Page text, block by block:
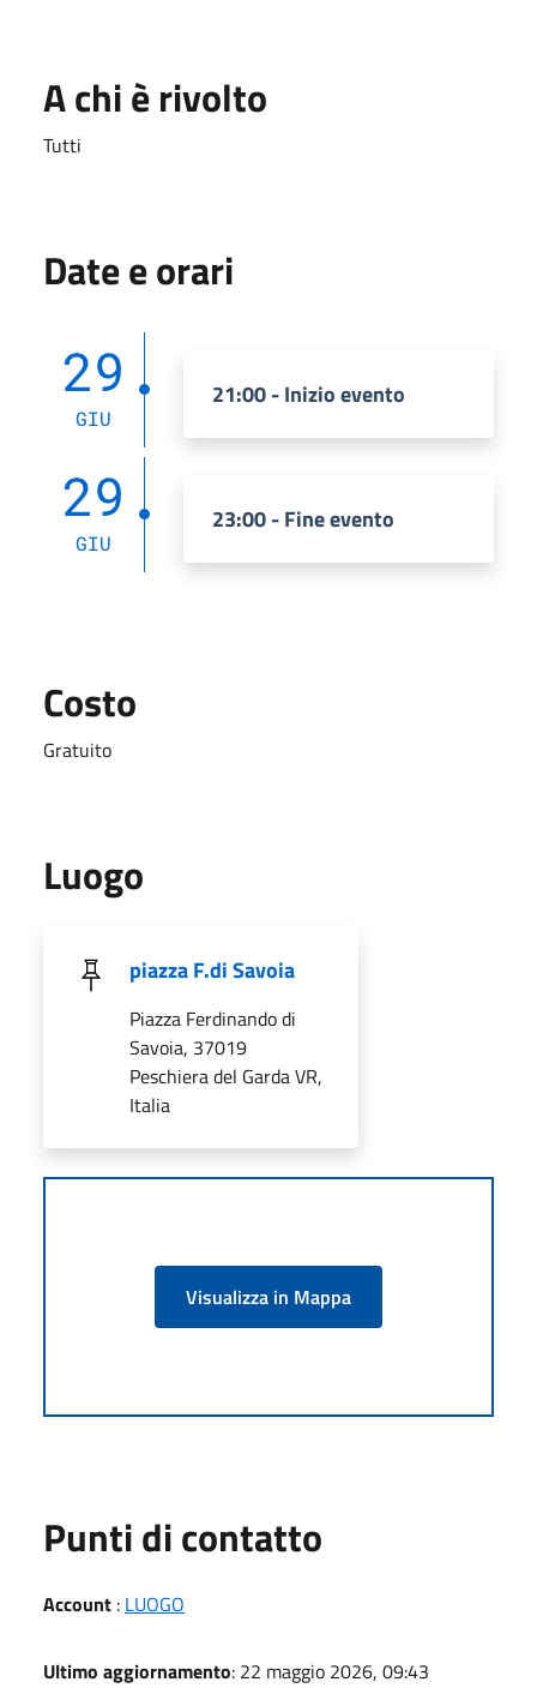
A chi è rivolto
Tutti
Date e orari
29
GIU
21:00 - Inizio evento
29
GIU
23:00 - Fine evento
Costo
Gratuito
Luogo
piazza F.di Savoia
Piazza Ferdinando di
Savoia, 37019
Peschiera del Garda VR,
Italia
Visualizza in Mappa
Punti di contatto
Account : LUOGO
Ultimo aggiornamento: 22 maggio 2026, 09:43